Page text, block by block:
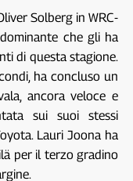
Solberg in WRC-
che gli ha
di questa stagione.
ha concluso un
ancora veloce e
sui suoi stessi
Lauri Joona ha
per il terzo gradino